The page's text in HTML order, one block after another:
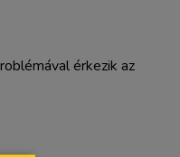
érkezik az